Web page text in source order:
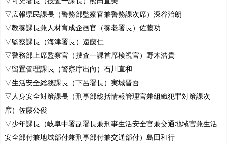
▽広報県民課長（警務部監察官兼警務課次席）深谷治朗
▽教養課長兼人材育成企画官（養老署長）佐藤功
▽監察課長（海津署長）遠藤仁
▽警務部上席監察官（捜査一課首席検視官）野木浩貴
▽留置管理課長（警察庁出向）石川直和
▽生活安全総務課長（下呂署長）実城晋吾
▽人身安全対策課長（刑事部総括情報管理官兼組織犯罪対策課次
席）佐藤公俊
▽少年課長（岐阜中署副署長兼刑事生活安全官兼交通地域官兼生活
安全部付兼地域部付兼刑事部付兼交通部付）島田和行